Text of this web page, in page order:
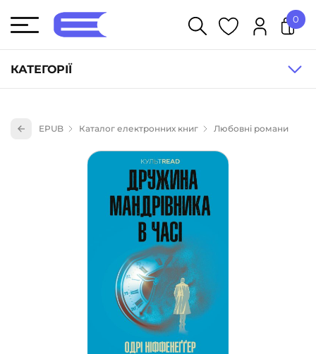
КАТЕГОРІЇ
Книги для дітей (833)
Книги для підлітків (240)
Науково-популярна література (1015)
Навчальна література та посібники (527)
Енциклопедії, довідники, словники (55)
Подарункові сертифікати (1)
0
EPUB Каталог електронних книг Любовні романи